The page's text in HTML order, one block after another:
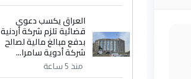
العراق يكسب دعوى
قضائية تلزم شركة أردنية
بدفع مبالغ مالية لصالح
شركة أدوية سامرا...
منذ 5 ساعة